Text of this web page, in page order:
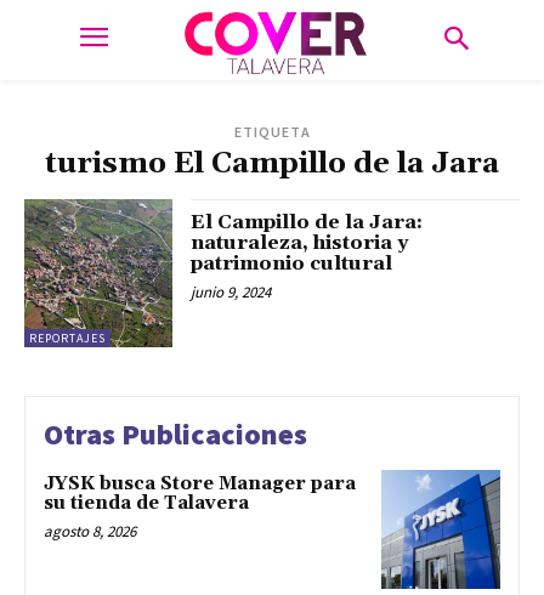
ETIQUETA
turismo El Campillo de la Jara
REPORTAJES
El Campillo de la Jara:
naturaleza, historia y
patrimonio cultural
junio 9, 2024
Otras Publicaciones
JYSK busca Store Manager para
su tienda de Talavera
agosto 8, 2026